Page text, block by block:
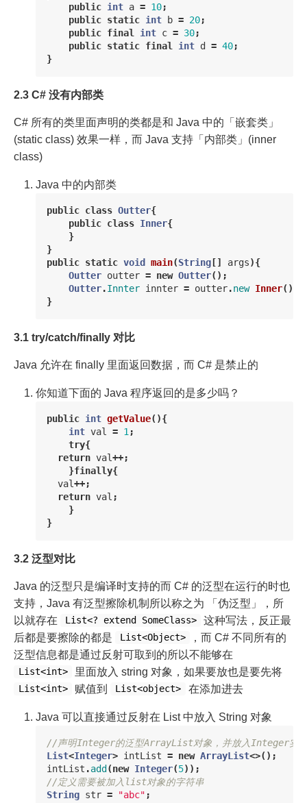
public int a = 10;
public static int b = 20;
public final int c = 30;
public static final int d = 40;
}
2.3 C# 没有内部类
C# 所有的类里面声明的类都是和 Java 中的「嵌套类」
(static class) 效果一样，而 Java 支持「内部类」(inner
class)
Java 中的内部类
public class Outter{
public class Inner{
}
}
public static void main(String[] args){
Outter outter = new Outter();
Outter.Innter innter = outter.new Inner();
}
3.1 try/catch/finally 对比
Java 允许在 finally 里面返回数据，而 C# 是禁止的
你知道下面的 Java 程序返回的是多少吗？
public int getValue(){
int val = 1 ;
try{
return val++;
}finally{
val++;
return val ;
}
}
3.2 泛型对比
Java 的泛型只是编译时支持的而 C# 的泛型在运行的时也
支持，Java 有泛型擦除机制所以称之为 「伪泛型」，所
以就存在
List<? extend SomeClass>
这种写法，反正最
后都是要擦除的都是
List<Object>
，而 C# 不同所有的
泛型信息都是通过反射可取到的所以不能够在
List<int> 里面放入 string 对象，如果要放也是要先将
List<int> 赋值到 List<object> 在添加进去
Java 可以直接通过反射在 List中放入 String 对象
//声明Integer的泛型ArrayList对象，并放入Integer
List<Integer> intList = new ArrayList<>();
intList .add(new Integer(5));
//定义需要被加入list对象的字符串
String str = "abc" ;